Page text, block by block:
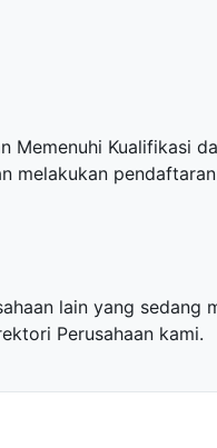
Memenuhi Kualifikasi
melakukan
lain yang sedang
Perusahaan kami.